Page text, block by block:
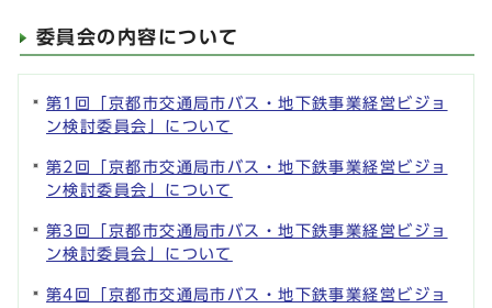
委員会の内容について
第1回「京都市交通局市バス・地下鉄事業経営ビジョ
ン検討委員会」について
第2回「京都市交通局市バス・地下鉄事業経営ビジョ
ン検討委員会」について
第3回「京都市交通局市バス・地下鉄事業経営ビジョ
ン検討委員会」について
第4回「京都市交通局市バス・地下鉄事業経営ビジョ